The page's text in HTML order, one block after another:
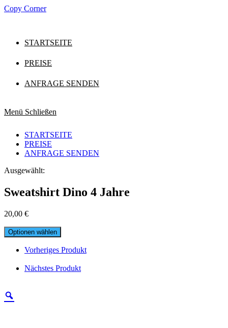
Zum
Copy Corner
STARTSEITE
PREISE
ANFRAGE SENDEN
Menü Schließen
STARTSEITE
PREISE
ANFRAGE SENDEN
Ausgewählt:
Sweatshirt Dino 4 Jahre
20,00 €
Optionen wählen
Vorheriges Produkt
Nächstes Produkt